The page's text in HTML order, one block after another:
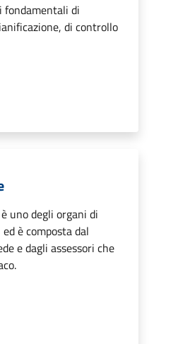
fondamentali di
di controllo
uno degli organi di
è composta dal
e dagli assessori che